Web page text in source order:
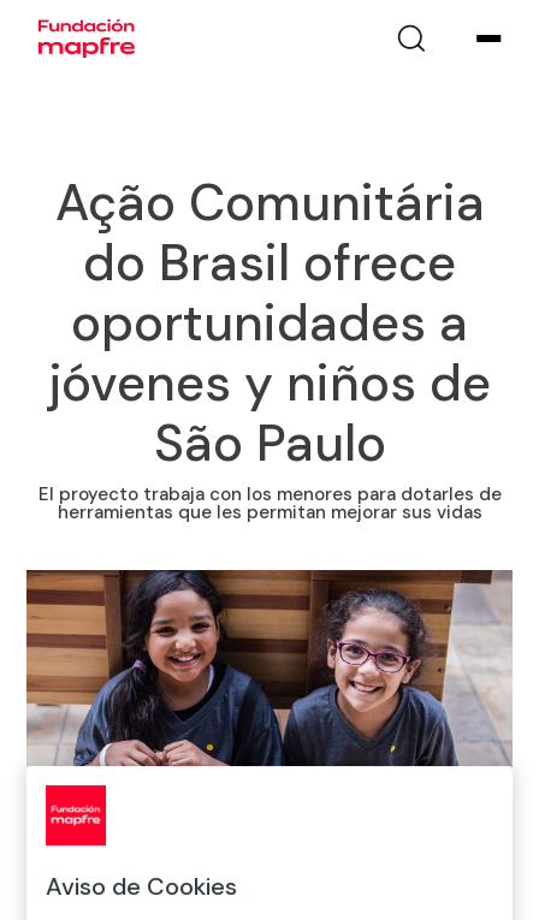
Ação Comunitária
do Brasil ofrece
oportunidades a
jóvenes y niños de
São Paulo
El proyecto trabaja con los menores para dotarles de
herramientas que les permitan mejorar sus vidas
Inicio>Solidaridad e inclusión
Aviso de Cookies